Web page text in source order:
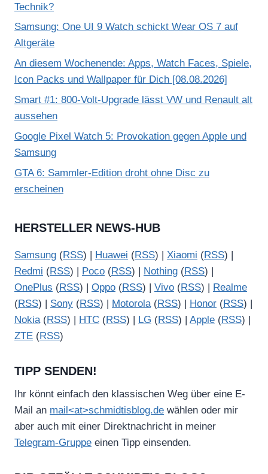
Technik?
Samsung: One UI 9 Watch schickt Wear OS 7 auf
Altgeräte
An diesem Wochenende: Apps, Watch Faces, Spiele,
Icon Packs und Wallpaper für Dich [08.08.2026]
Smart #1: 800-Volt-Upgrade lässt VW und Renault alt
aussehen
Google Pixel Watch 5: Provokation gegen Apple und
Samsung
GTA 6: Sammler-Edition droht ohne Disc zu
erscheinen
HERSTELLER NEWS-HUB
Samsung (RSS) | Huawei (RSS) | Xiaomi (RSS) |
Redmi (RSS) | Poco (RSS) | Nothing (RSS) |
OnePlus (RSS) | Oppo (RSS) | Vivo (RSS) |
Realme
(RSS) | Sony (RSS) | Motorola(RSS) | Honor (RSS) |
Nokia(RSS) | HTC (RSS) | LG (RSS) | Apple (RSS) |
ZTE (RSS)
TIPP SENDEN!
Ihr könnt einfach den klassischen Weg über eine E-
Mail an mail<at>schmidtisblog.de wählen oder mir
aber auch mit einer Direktnachricht in meiner
Telegram-Gruppe einen Tipp einsenden.